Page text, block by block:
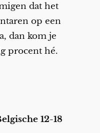
dat het
op een
dan kom je
procent hé.
12-18